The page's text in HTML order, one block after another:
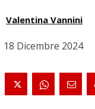
Valentina Vannini
18 Dicembre 2024